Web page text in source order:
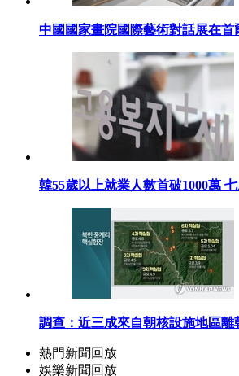
中國國家畫院國際藝術對話展在首
韓55歲以上就業人數首破1000萬
調查：近三成來自朝核設施地區離
熱門新聞回放
娛樂新聞回放